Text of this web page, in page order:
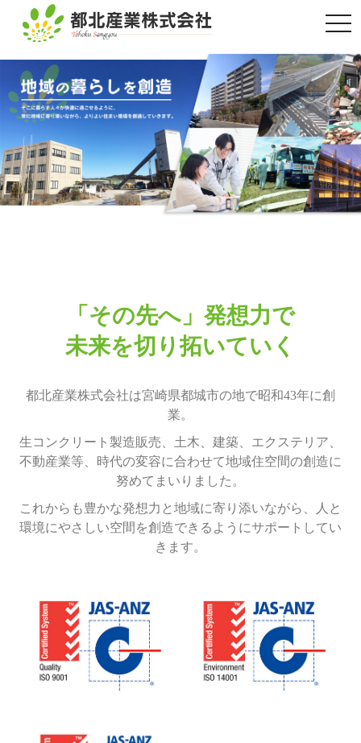
「その先へ」発想力で
未来を切り拓いていく
都北産業株式会社は宮崎県都城市の地で昭和43年に創
業。
生コンクリート製造販売、土木、建築、エクステリア、
不動産業等、時代の変容に合わせて地域住空間の創造に
努めてまいりました。
これからも豊かな発想力と地域に寄り添いながら、人と
環境にやさしい空間を創造できるようにサポートしてい
きます。